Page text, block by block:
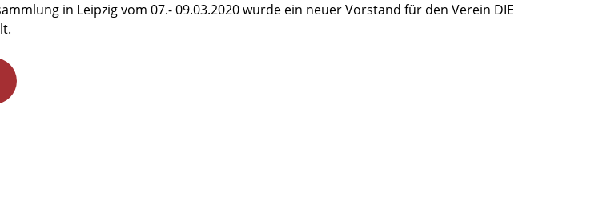
in Leipzig vom 07.- 09.03.2020 wurde ein neuer Vorstand für den Verein DIE